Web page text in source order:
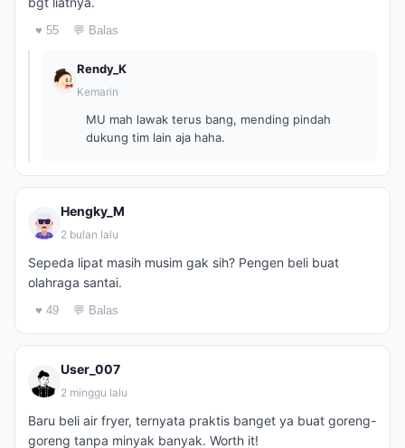
♥ 55 💬 Balas
Rendy_K
Kemarin
MU mah lawak terus bang, mending pindah
dukung tim lain aja haha.
Hengky_M
2 bulan lalu
Sepeda lipat masih musim gak sih? Pengen beli buat
olahraga santai.
♥ 49 💬 Balas
User_007
2 minggu lalu
Baru beli air fryer, ternyata praktis banget ya buat goreng-
goreng tanpa minyak banyak. Worth it!